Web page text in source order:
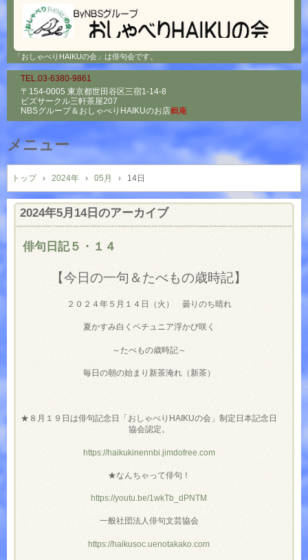
「おしゃべりHAIKUの会」は俳句会です。
TEL.03-6380-9861
〒154-0005 東京都世田谷区三宿1-14-8
ビズサークル三軒茶屋207
NBSグループ＆ おしゃべりHAIKUのお店鶫庵
メニュー
コ
ン
テ
ン
トップ › 2024年 › 05月 › 14日
2024年5月14日 のアーカイブ
俳句日記５・１４
【今日の一句＆たべもの歳時記】
２０２４年５月１４日（火） 曇りのち晴れ
夏かすみ白くペチュニア浮かび咲く
～たべもの歳時記～
毎日の朝の始まり新茶淹れ（新茶）
★８月１９日は俳句記念日「おしゃべりHAIKUの会」制定日本記念日
協会認定。
https://haikukinennbi.jimdofree.com
★なんちゃって俳句！
https://youtu.be/1wkTb_dPNTM
一般社団法人俳句文芸協会
https://haikusoc.uenotakako.com